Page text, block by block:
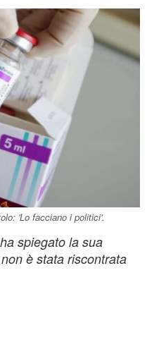
'Lo facciano i politici'.
spiegato la sua
è stata riscontrata